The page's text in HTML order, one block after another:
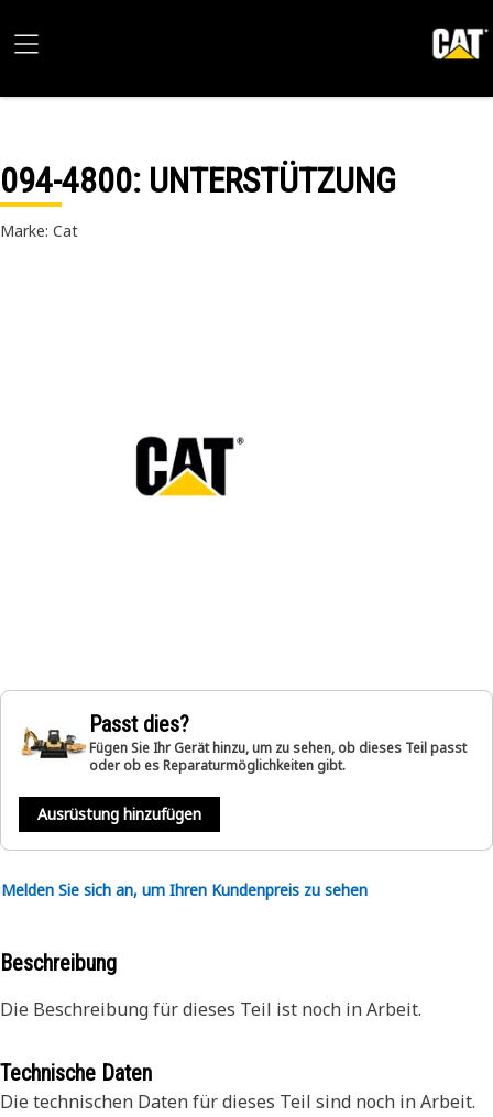
094-4800: UNTERSTÜTZUNG
Marke: Cat
Passt dies?
Fügen Sie Ihr Gerät hinzu, um zu sehen, ob dieses Teil passt
oder ob es Reparaturmöglichkeiten gibt.
Ausrüstung hinzufügen
Melden Sie sich an, um Ihren Kundenpreis zu sehen
Beschreibung
Die Beschreibung für dieses Teil ist noch in Arbeit.
Technische Daten
Die technischen Daten für dieses Teil sind noch in Arbeit.